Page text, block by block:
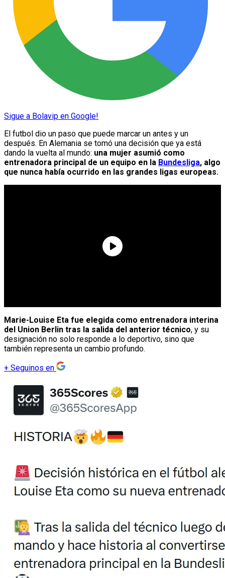
Sigue a Bolavip en Google!
El futbol dio un paso que puede marcar un antes y un
después. En Alemania se tomó una decisión que ya está
dando la vuelta al mundo: una mujer asumió como
entrenadora principal de un equipo en la Bundesliga, algo
que nunca había ocurrido en las grandes ligas europeas.
Marie-Louise Eta fue elegida como entrenadora interina
del Union Berlin tras la salida del anterior técnico, y su
designación no solo responde a lo deportivo, sino que
también representa un cambio profundo.
+ Seguinos en